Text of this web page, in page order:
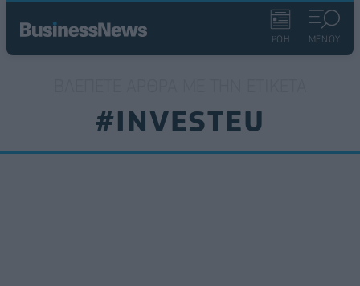
ΡΟΗ ΜΕΝΟΥ
#INVESTEU